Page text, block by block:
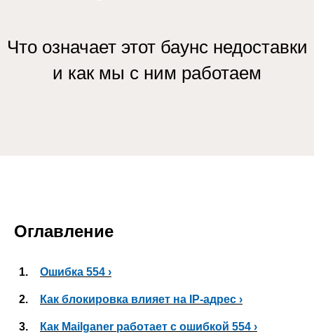
Что означает этот баунс недоставки
и как мы с ним работаем
Оглавление
1. Ошибка 554 ›
2. Как блокировка влияет на IP-адрес ›
3. Как Mailganer работает с ошибкой 554 ›